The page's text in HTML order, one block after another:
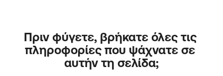
Πριν φύγετε, βρήκατε όλες τις
πληροφορίες που ψάχνατε σε
αυτήν τη σελίδα;